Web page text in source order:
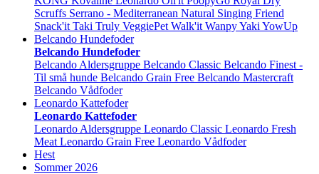
Scruffs Serrano - Mediterranean Natural Singing Friend
Snack'it Taki Truly VeggiePet Walk'it WanpyYaki YowUp
Belcando Hundefoder
Belcando Hundefoder
Belcando Aldersgruppe Belcando Classic Belcando Finest -
Til små hunde Belcando Grain Free Belcando Mastercraft
Belcando Vådfoder
Leonardo Kattefoder
Leonardo Kattefoder
Leonardo Aldersgruppe Leonardo Classic Leonardo Fresh
Meat Leonardo Grain Free Leonardo Vådfoder
Hest
Sommer 2026